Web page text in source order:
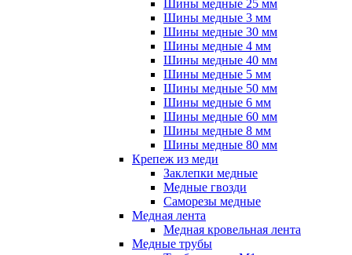
Шины медные 25 мм
Шины медные 3 мм
Шины медные 30 мм
Шины медные 4 мм
Шины медные 40 мм
Шины медные 5 мм
Шины медные 50 мм
Шины медные 6 мм
Шины медные 60 мм
Шины медные 8 мм
Шины медные 80 мм
Крепеж из меди
Заклепки медные
Медные гвозди
Саморезы медные
Медная лента
Медная кровельная лента
Медные трубы